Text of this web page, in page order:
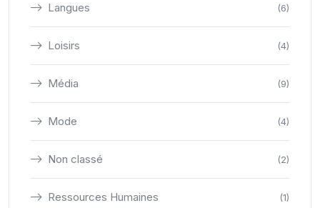
Langues (6)
Loisirs (4)
Média (9)
Mode (4)
Non classé (2)
Ressources Humaines (1)